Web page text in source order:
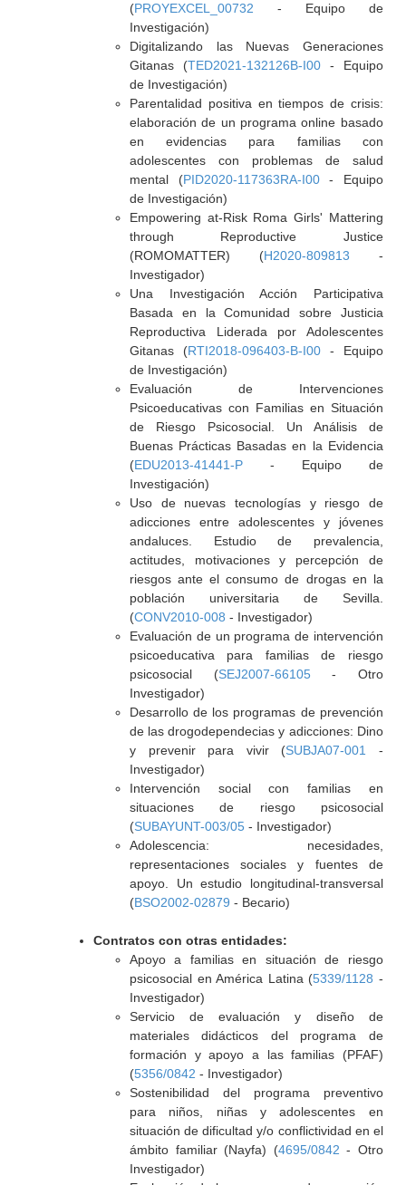
(PROYEXCEL_00732 - Equipo de
Investigación)
Digitalizando las Nuevas Generaciones
Gitanas (TED2021-132126B-I00- Equipo
de Investigación)
Parentalidad positiva en tiempos de crisis:
elaboración de un programa online basado
en evidencias para familias con
adolescentes con problemas de salud
mental (PID2020-117363RA-I00- Equipo
de Investigación)
Empowering at-Risk Roma Girls' Mattering
through Reproductive Justice
(ROMOMATTER) (H2020-809813 -
Investigador)
Una Investigación Acción Participativa
Basada en la Comunidad sobre Justicia
Reproductiva Liderada por Adolescentes
Gitanas (RTI2018-096403-B-I00- Equipo
de Investigación)
Evaluación de Intervenciones
Psicoeducativas con Familias en Situación
de Riesgo Psicosocial. Un Análisis de
Buenas Prácticas Basadas en la Evidencia
(EDU2013-41441-P- Equipo de
Investigación)
Uso de nuevas tecnologías y riesgo de
adicciones entre adolescentes y jóvenes
andaluces. Estudio de prevalencia,
actitudes, motivaciones y percepción de
riesgos ante el consumo de drogas en la
población universitaria de Sevilla.
(CONV2010-008 - Investigador)
Evaluación de un programa de intervención
psicoeducativa para familias de riesgo
psicosocial (SEJ2007-66105- Otro
Investigador)
Desarrollo de los programas de prevención
de las drogodependecias y adicciones: Dino
y prevenir para vivir (SUBJA07-001
-
Investigador)
Intervención social con familias en
situaciones de riesgo psicosocial
(SUBAYUNT-003/05- Investigador)
Adolescencia: necesidades,
representaciones sociales y fuentes de
apoyo. Un estudio longitudinal-transversal
(BSO2002-02879 - Becario)
Contratos con otras entidades:
Apoyo a familias en situación de riesgo
psicosocial en América Latina (5339/1128 -
Investigador)
Servicio de evaluación y diseño de
materiales didácticos del programa de
formación y apoyo a las familias (PFAF)
(5356/0842 - Investigador)
Sostenibilidad del programa preventivo
para niños, niñas y adolescentes en
situación de dificultad y/o conflictividad en el
ámbito familiar (Nayfa) (4695/0842 - Otro
Investigador)